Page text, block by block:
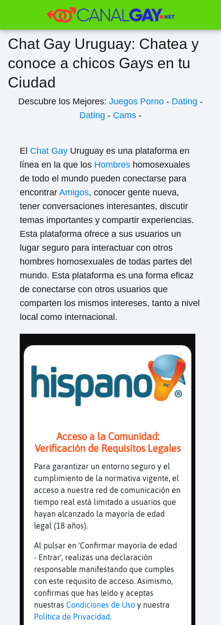
Chat Gay Uruguay: Chatea y
conoce a chicos Gays en tu
Ciudad
Descubre los Mejores: Juegos Porno - Dating -
Dating - Cams -
El Chat Gay Uruguay es una plataforma en
línea en la que los Hombres homosexuales
de todo el mundo pueden conectarse para
encontrar Amigos, conocer gente nueva,
tener conversaciones interesantes, discutir
temas importantes y compartir experiencias.
Esta plataforma ofrece a sus usuarios un
lugar seguro para interactuar con otros
hombres homosexuales de todas partes del
mundo. Esta plataforma es una forma eficaz
de conectarse con otros usuarios que
comparten los mismos intereses, tanto a nivel
local como internacional.